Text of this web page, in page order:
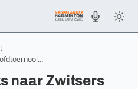
naar Zwitsers